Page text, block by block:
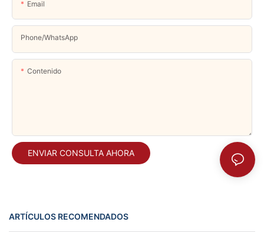
Email
Phone/whatsApp
Contenido
ENVIAR CONSULTA AHORA
ARTÍCULOS RECOMENDADOS